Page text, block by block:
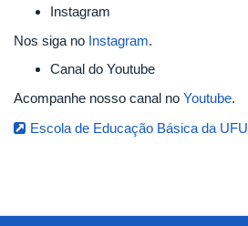
Instagram
Nos siga no Instagram.
Canal do Youtube
Acompanhe nosso canal no Youtube.
Escola de Educação Básica da UFU